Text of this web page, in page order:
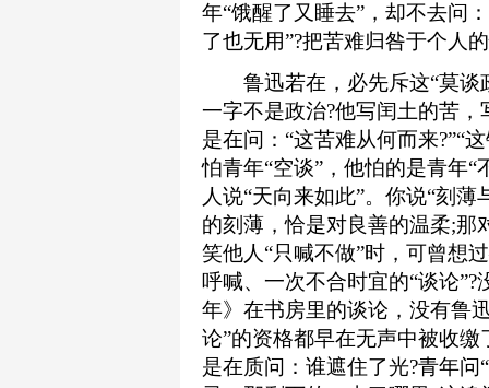
年“饿醒了又睡去”，却不去问
了也无用”?把苦难归咎于个人
鲁迅若在，必先斥这“莫谈
一字不是政治?他写闰土的苦
是在问：“这苦难从何而来?”“
怕青年“空谈”，他怕的是青年“
人说“天向来如此”。你说“刻
的刻薄，恰是对良善的温柔;那
笑他人“只喊不做”时，可曾想
呼喊、一次不合时宜的“谈论
年》在书房里的谈论，没有鲁
论”的资格都早在无声中被收
是在质问：谁遮住了光?青年